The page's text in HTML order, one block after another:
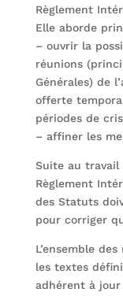
Règlement
Elle aborde
– ouvrir la
réunions
Générales) de
offerte
périodes de
– affiner les
Suite au travail
Règlement
des Statuts
pour corriger
L’ensemble
les textes
adhérent à